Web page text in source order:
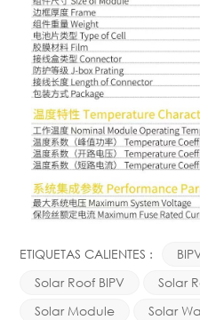
ETIQUETAS CALIENTES :
Solar Roof BIPV
Solar
Solar Module
Solar